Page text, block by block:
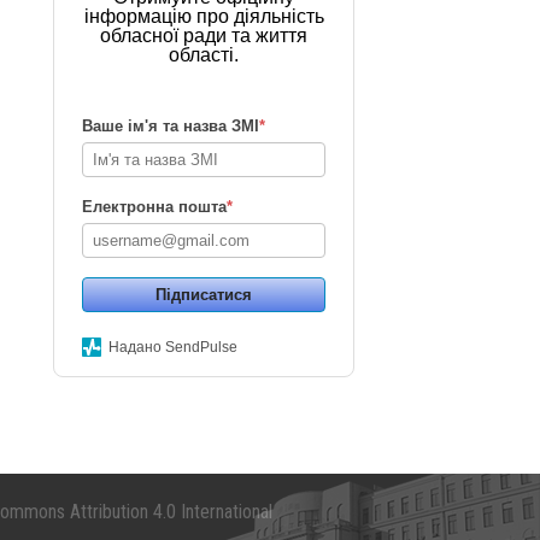
інформацію про діяльність
обласної ради та життя
області.
Ваше ім'я та назва ЗМІ*
Електронна пошта*
Підписатися
Надано SendPulse
Attribution 4.0 International